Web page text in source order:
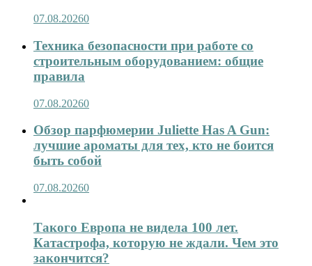
07.08.20260
Техника безопасности при работе со
строительным оборудованием: общие
правила
07.08.20260
Обзор парфюмерии Juliette Has A Gun:
лучшие ароматы для тех, кто не боится
быть собой
07.08.20260
Такого Европа не видела 100 лет.
Катастрофа, которую не ждали. Чем это
закончится?